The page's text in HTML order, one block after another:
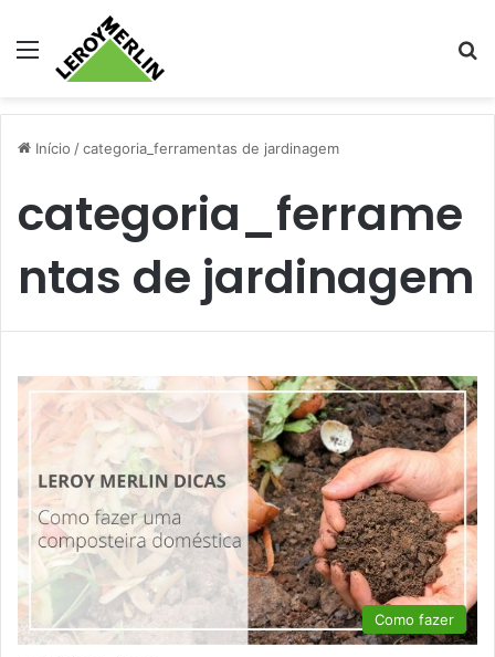
Menu
Início /categoria_ferramentas de jardinagem
categoria_ferrame
ntas de jardinagem
Como fazer